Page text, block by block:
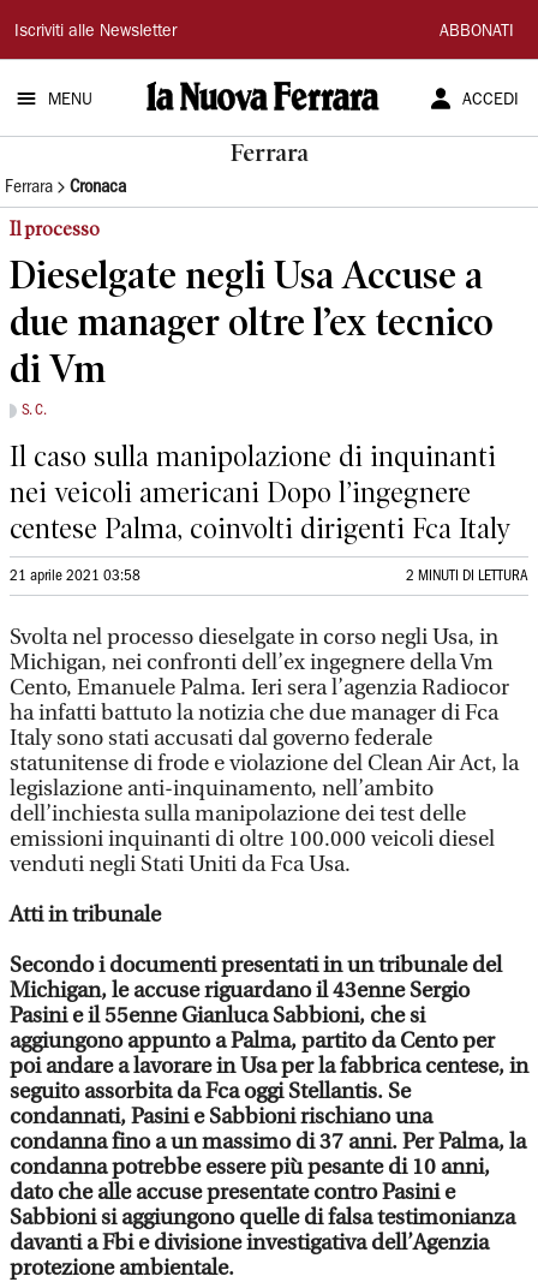
La
Nuova
Ferrara
Iscriviti alle Newsletter ABBONATI
MENU ACCEDI
Ferrara
Ferrara Cronaca
Il processo
Dieselgate negli Usa Accuse a
due manager oltre l’ex tecnico
di Vm
S. C.
Il caso sulla manipolazione di inquinanti
nei veicoli americani Dopo l’ingegnere
centese Palma, coinvolti dirigenti Fca Italy
21 aprile 2021 03:58 2 MINUTI DI LETTURA
Svolta nel processo dieselgate in corso negli Usa, in
Michigan, nei confronti dell’ex ingegnere della Vm
Cento, Emanuele Palma. Ieri sera l’agenzia Radiocor
ha infatti battuto la notizia che due manager di Fca
Italy sono stati accusati dal governo federale
statunitense di frode e violazione del Clean Air Act, la
legislazione anti-inquinamento, nell’ambito
dell’inchiesta sulla manipolazione dei test delle
emissioni inquinanti di oltre 100.000 veicoli diesel
venduti negli Stati Uniti da Fca Usa.
Atti in tribunale
Secondo i documenti presentati in un tribunale del
Michigan, le accuse riguardano il 43enne Sergio
Pasini e il 55enne Gianluca Sabbioni, che si
aggiungono appunto a Palma, partito da Cento per
poi andare a lavorare in Usa per la fabbrica centese, in
seguito assorbita da Fca oggi Stellantis. Se
condannati, Pasini e Sabbioni rischiano una
condanna fino a un massimo di 37 anni. Per Palma, la
condanna potrebbe essere più pesante di 10 anni,
dato che alle accuse presentate contro Pasini e
Sabbioni si aggiungono quelle di falsa testimonianza
davanti a Fbi e divisione investigativa dell’Agenzia
protezione ambientale.